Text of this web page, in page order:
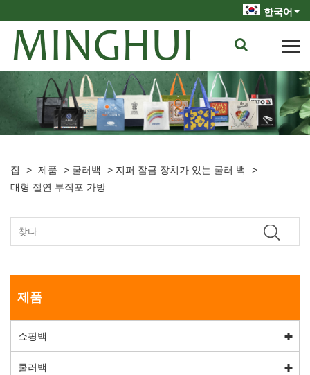
한국어
집 > 제품 > 쿨러백 > 지퍼 잠금 장치가 있는 쿨러 백
>
대형 절연 부직포 가방
제품
쇼핑백
쿨러백